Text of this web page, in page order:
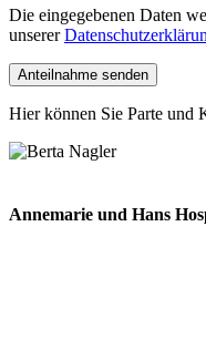
Die eingegebenen Daten
unserer
Hier können Sie Parte und
Annemarie und Hans